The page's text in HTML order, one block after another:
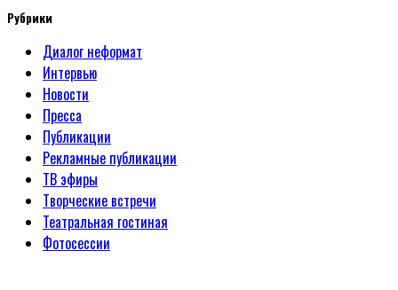
Рубрики
Диалог неформат
Интервью
Новости
Пресса
Публикации
Рекламные публикации
ТВ эфиры
Творческие встречи
Театральная гостиная
Фотосессии